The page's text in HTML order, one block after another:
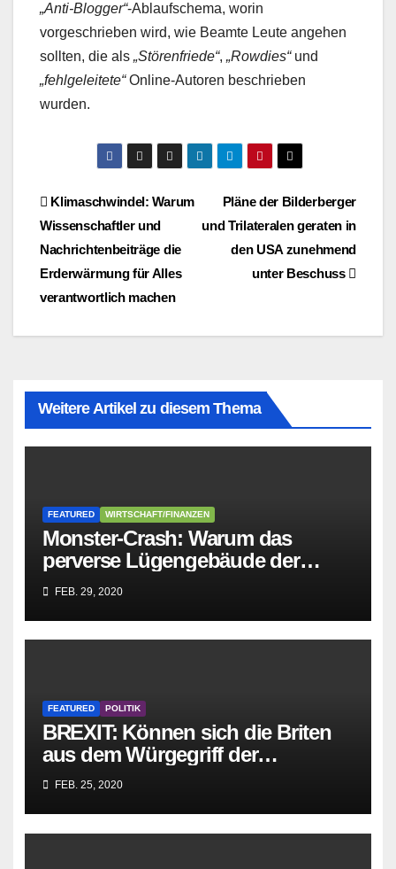
„Anti-Blogger“-Ablaufschema, worin
vorgeschrieben wird, wie Beamte Leute angehen
sollten, die als „Störenfriede“, „Rowdies“und
„fehlgeleitete“Online-Autoren beschrieben
wurden.
BeitragsnavigationPläne der Bilderberger
und Trilateralen geraten in
den USA zunehmend
unter Beschuss
Klimaschwindel: Warum
Wissenschaftler und
Nachrichtenbeiträge die
Erderwärmung für Alles
verantwortlich machen
Weitere Artikel zu diesem Thema
FEATURED WIRTSCHAFT/FINANZEN
Monster-Crash: Warum das
perverse Lügengebäude der
Sozialisten in sich
zusammenbricht!
FEB. 29, 2020
FEATURED POLITIK
BREXIT: Können sich die Briten
aus dem Würgegriff der
parasitären EU-Mafia befreien?
FEB. 25, 2020